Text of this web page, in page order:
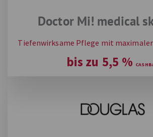
Doctor Mi! medical
Tiefenwirksame Pflege mit
bis zu 5,5 %